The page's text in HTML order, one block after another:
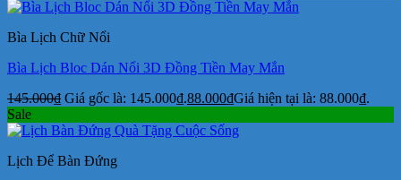
Bìa Lịch Chữ Nổi
Bìa Lịch Bloc Dán Nổi 3D Đồng Tiền May Mắn
145.000₫ Giá gốc là: 145.000₫.88.000₫Giá hiện tại là: 88.000₫.
Sale
Lịch Để Bàn Đứng